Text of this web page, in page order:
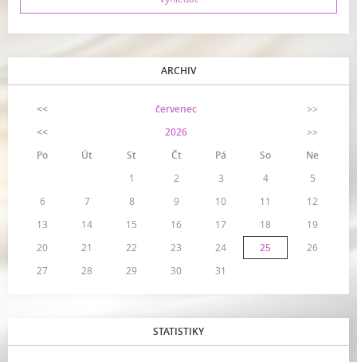
ARCHIV
<< červenec
>>
<<
2026
>>
Po
Út St Čt Pá So
Ne
1
2 3 4
5
6
7 8 9 10 11
12
13
14 15 16 17 18
19
20
21 22 23 24 25
26
27
28 29 30 31
STATISTIKY